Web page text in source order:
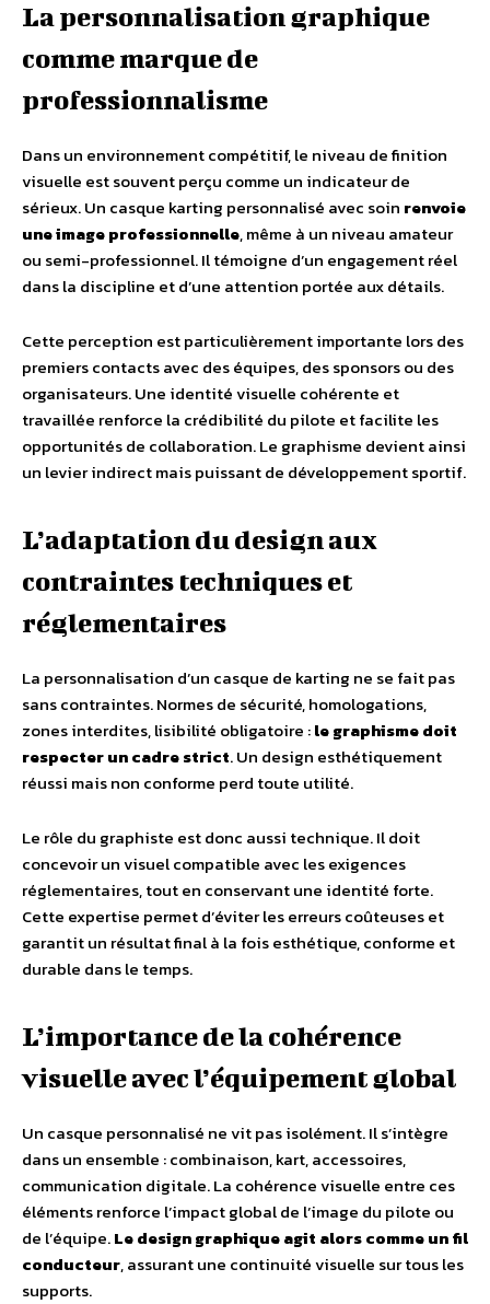
La personnalisation graphique
comme marque de
professionnalisme
Dans un environnement compétitif, le niveau de finition
visuelle est souvent perçu comme un indicateur de
sérieux. Un casque karting personnalisé avec soin renvoie
une image professionnelle, même à un niveau amateur
ou semi-professionnel. Il témoigne d’un engagement réel
dans la discipline et d’une attention portée aux détails.
Cette perception est particulièrement importante lors des
premiers contacts avec des équipes, des sponsors ou des
organisateurs. Une identité visuelle cohérente et
travaillée renforce la crédibilité du pilote et facilite les
opportunités de collaboration. Le graphisme devient ainsi
un levier indirect mais puissant de développement sportif.
L’adaptation du design aux
contraintes techniques et
réglementaires
La personnalisation d’un casque de karting ne se fait pas
sans contraintes. Normes de sécurité, homologations,
zones interdites, lisibilité obligatoire :le graphisme doit
respecter un cadre strict. Un design esthétiquement
réussi mais non conforme perd toute utilité.
Le rôle du graphiste est donc aussi technique. Il doit
concevoir un visuel compatible avec les exigences
réglementaires, tout en conservant une identité forte.
Cette expertise permet d’éviter les erreurs coûteuses et
garantit un résultat final à la fois esthétique, conforme et
durable dans le temps.
L’importance de la cohérence
visuelle avec l’équipement global
Un casque personnalisé ne vit pas isolément. Il s’intègre
dans un ensemble : combinaison, kart, accessoires,
communication digitale. La cohérence visuelle entre ces
éléments renforce l’impact global de l’image du pilote ou
de l’équipe.Le design graphique agit alors comme un fil
conducteur, assurant une continuité visuelle sur tous les
supports.